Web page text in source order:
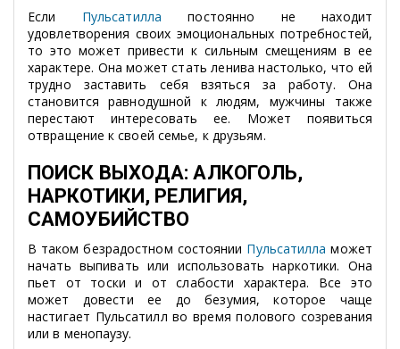
Если Пульсатилла постоянно не находит
удовлетворения своих эмоциональных потребностей,
то это может привести к сильным смещениям в ее
характере. Она может стать ленива настолько, что ей
трудно заставить себя взяться за работу. Она
становится равнодушной к людям, мужчины также
перестают интересовать ее. Может появиться
отвращение к своей семье, к друзьям.
ПОИСК ВЫХОДА: АЛКОГОЛЬ,
НАРКОТИКИ, РЕЛИГИЯ,
САМОУБИЙСТВО
В таком безрадостном состоянии Пульсатилла может
начать выпивать или использовать наркотики. Она
пьет от тоски и от слабости характера. Все это
может довести ее до безумия, которое чаще
настигает Пульсатилл во время полового созревания
или в менопаузу.